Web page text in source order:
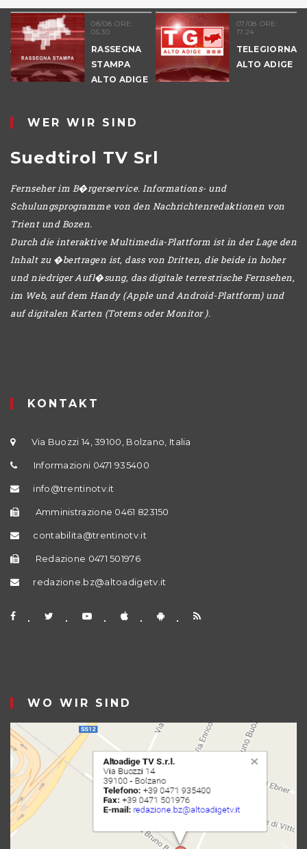
08/08 ORE:
05.30
RASSEGNA
STAMPA
ALTO ADIGE
07/08 ORE:
17.24
ALTO ADIGE
WER WIR SIND
Suedtirol TV Srl
Fernseher im B�rgerservice. Informations- und
Schulungsprogramme von den Nachrichtenredaktionen von
Trient und Bozen.
Durch die interaktive Multimedia-Plattform ist in der Lage den
Inhalt zu �bertragen ist, dass von Dritten, die beide in hoher
und niedriger Aufl�sung, das digitale terrestrische Fernsehen,
im Web, auf dem Handy (Apple und Android-Plattform) und
auf digitalen Karten (Totems oder Monitor ).
KONTAKT
Via Buozzi 14, 39100, Bolzano, Italia
Informazioni 0471 935400
info@trentinotv.it
Amministrazione 0461 823150
contabilita@trentinotv.it
Redazione 0471 501976
redazione.bz@altoadigetv.it
WO WIR SIND